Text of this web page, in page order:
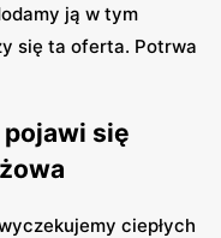
ją w tym
się ta oferta. Potrwa
się
ciepłych